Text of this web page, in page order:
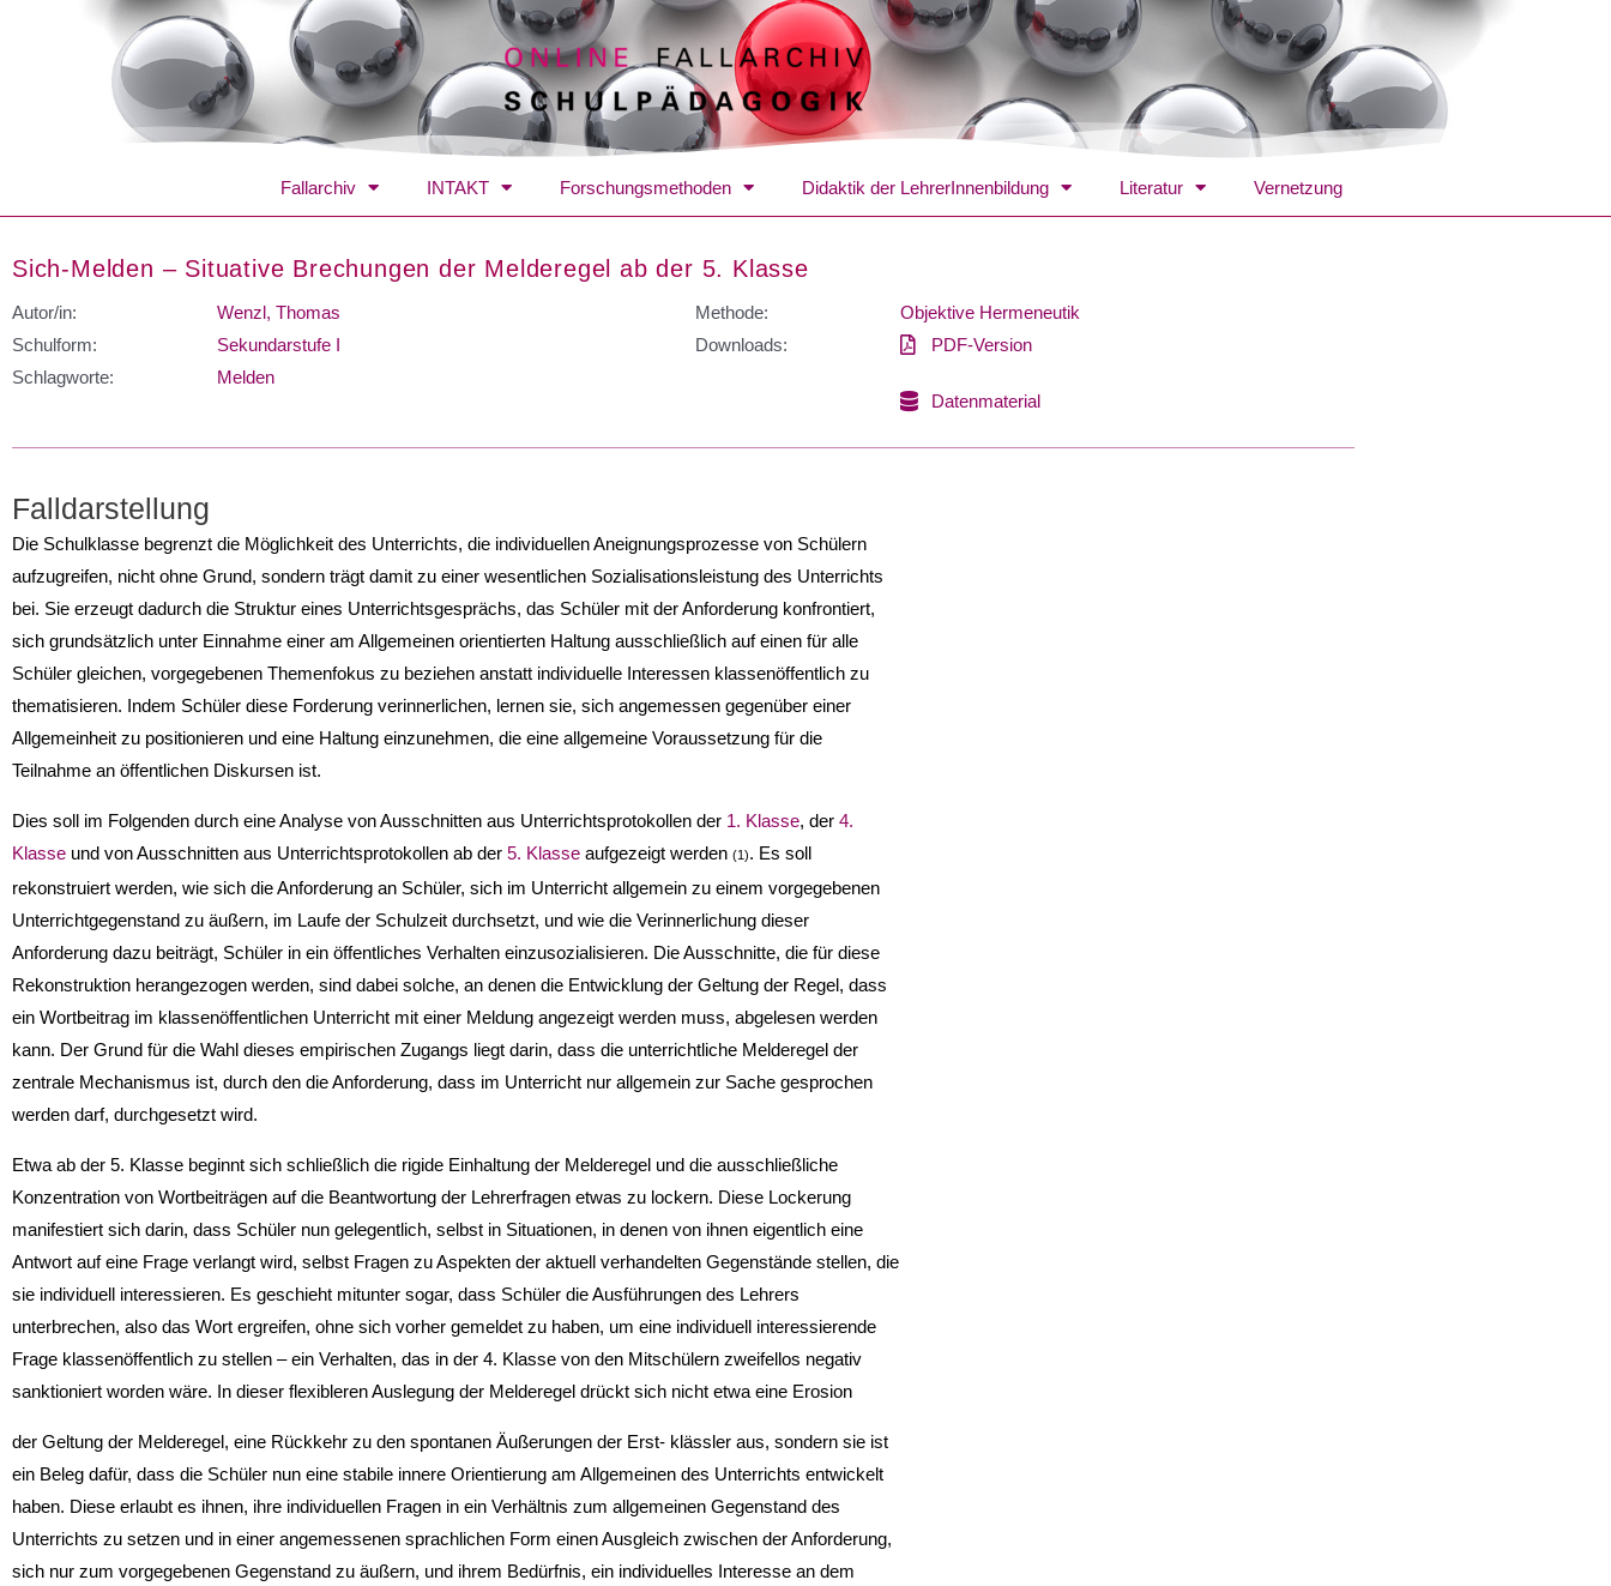
Fallarchiv INTAKT Forschungsmethoden Didaktik der LehrerInnenbildung Literatur Vernetzung
Sich-Melden – Situative Brechungen der Melderegel ab der 5. Klasse
Autor/in:
Wenzl, Thomas
Schulform:
Sekundarstufe I
Schlagworte:
Melden
Methode:
Objektive Hermeneutik
Downloads:
PDF-Version
Datenmaterial
Falldarstellung
Die Schulklasse begrenzt die Möglichkeit des Unterrichts, die individuellen Aneignungsprozesse von Schülern
aufzugreifen, nicht ohne Grund, sondern trägt damit zu einer wesentlichen Sozialisationsleistung des Unterrichts
bei. Sie erzeugt dadurch die Struktur eines Unterrichtsgesprächs, das Schüler mit der Anforderung konfrontiert,
sich grundsätzlich unter Einnahme einer am Allgemeinen orientierten Haltung ausschließlich auf einen für alle
Schüler gleichen, vorgegebenen Themenfokus zu beziehen anstatt individuelle Interessen klassenöffentlich zu
thematisieren. Indem Schüler diese Forderung verinnerlichen, lernen sie, sich angemessen gegenüber einer
Allgemeinheit zu positionieren und eine Haltung einzunehmen, die eine allgemeine Voraussetzung für die
Teilnahme an öffentlichen Diskursen ist.
Dies soll im Folgenden durch eine Analyse von Ausschnitten aus Unterrichtsprotokollen der 1. Klasse, der 4.
Klasse und von Ausschnitten aus Unterrichtsprotokollen ab der 5. Klasse aufgezeigt werden (1). Es soll
rekonstruiert werden, wie sich die Anforderung an Schüler, sich im Unterricht allgemein zu einem vorgegebenen
Unterrichtgegenstand zu äußern, im Laufe der Schulzeit durchsetzt, und wie die Verinnerlichung dieser
Anforderung dazu beiträgt, Schüler in ein öffentliches Verhalten einzusozialisieren. Die Ausschnitte, die für diese
Rekonstruktion herangezogen werden, sind dabei solche, an denen die Entwicklung der Geltung der Regel, dass
ein Wortbeitrag im klassenöffentlichen Unterricht mit einer Meldung angezeigt werden muss, abgelesen werden
kann. Der Grund für die Wahl dieses empirischen Zugangs liegt darin, dass die unterrichtliche Melderegel der
zentrale Mechanismus ist, durch den die Anforderung, dass im Unterricht nur allgemein zur Sache gesprochen
werden darf, durchgesetzt wird.
Etwa ab der 5. Klasse beginnt sich schließlich die rigide Einhaltung der Melderegel und die ausschließliche
Konzentration von Wortbeiträgen auf die Beantwortung der Lehrerfragen etwas zu lockern. Diese Lockerung
manifestiert sich darin, dass Schüler nun gelegentlich, selbst in Situationen, in denen von ihnen eigentlich eine
Antwort auf eine Frage verlangt wird, selbst Fragen zu Aspekten der aktuell verhandelten Gegenstände stellen, die
sie individuell interessieren. Es geschieht mitunter sogar, dass Schüler die Ausführungen des Lehrers
unterbrechen, also das Wort ergreifen, ohne sich vorher gemeldet zu haben, um eine individuell interessierende
Frage klassenöffentlich zu stellen – ein Verhalten, das in der 4. Klasse von den Mitschülern zweifellos negativ
sanktioniert worden wäre. In dieser flexibleren Auslegung der Melderegel drückt sich nicht etwa eine Erosion
der Geltung der Melderegel, eine Rückkehr zu den spontanen Äußerungen der Erst- klässler aus, sondern sie ist
ein Beleg dafür, dass die Schüler nun eine stabile innere Orientierung am Allgemeinen des Unterrichts entwickelt
haben. Diese erlaubt es ihnen, ihre individuellen Fragen in ein Verhältnis zum allgemeinen Gegenstand des
Unterrichts zu setzen und in einer angemessenen sprachlichen Form einen Ausgleich zwischen der Anforderung,
sich nur zum vorgegebenen Gegenstand zu äußern, und ihrem Bedürfnis, ein individuelles Interesse an dem